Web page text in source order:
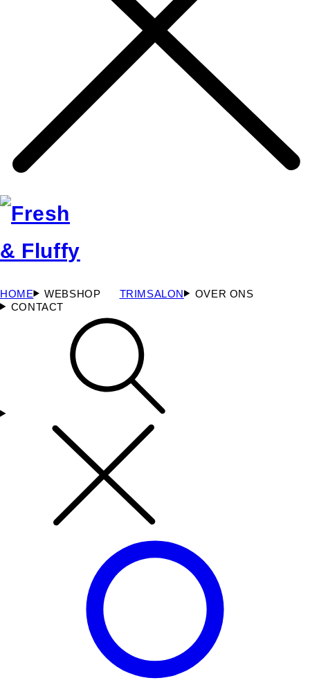
HOME WEBSHOP TRIMSALON
OVER ONS
CONTACT